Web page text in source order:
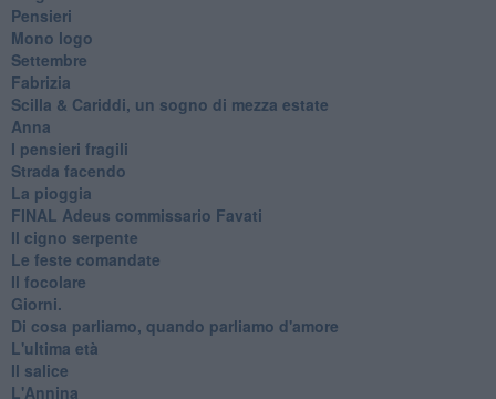
Pensieri
Mono logo
Settembre
Fabrizia
​Scilla & Cariddi, un sogno di mezza estate
Anna
I pensieri fragili
Strada facendo
La pioggia
FINAL Adeus commissario Favati
Il cigno serpente
Le feste comandate
Il focolare
Giorni.
Di cosa parliamo, quando parliamo d'amore
L'ultima età
Il salice
L'Annina